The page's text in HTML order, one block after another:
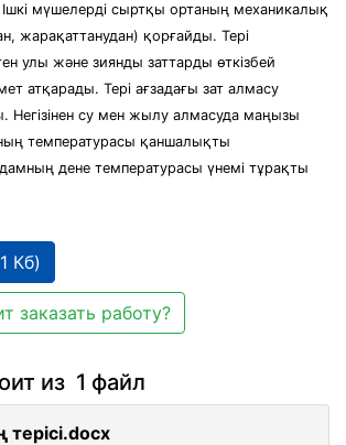
мүшелерді сыртқы ортаның механикалық
жарақаттанудан) қорғайды. Тері
улы және зиянды заттарды өткізбей
атқарады. Тері ағзадағы зат алмасу
Негізінен су мен жылу алмасуда маңызы
температурасы қаншалықты
дене температурасы үнемі тұрақты
Кб)
заказать работу?
из 1 файл